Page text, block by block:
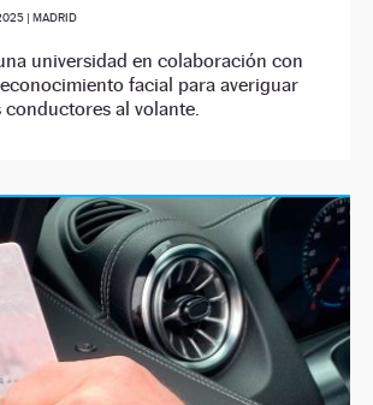
| MADRID
universidad en colaboración con
facial para averiguar
conductores al volante.